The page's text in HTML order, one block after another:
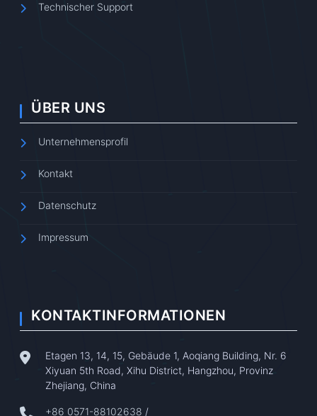
Technischer Support
ÜBER UNS
Unternehmensprofil
Kontakt
Datenschutz
Impressum
KONTAKTINFORMATIONEN
Etagen 13, 14, 15, Gebäude 1, Aoqiang Building, Nr. 6
Xiyuan 5th Road, Xihu District, Hangzhou, Provinz
Zhejiang, China
+86 0571-88102638 /